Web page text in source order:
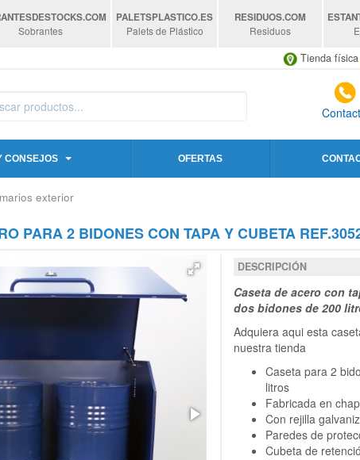
.COM
Sobrantes
PALETSPLASTICO.ES
Palets de Plástico
RESIDUOS.COM
Residuos
Tienda física
CONSEJOS OFERTAS
exterior
PARA 2 BIDONES CON TAPA Y CUBETA
DESCRIPCIÓN
Caseta de acero con
dos bidones de 200
Adquiera aqui esta
nuestra tienda
Caseta para 2
litros
Fabricada en
Con rejilla
Paredes de
Cubeta de